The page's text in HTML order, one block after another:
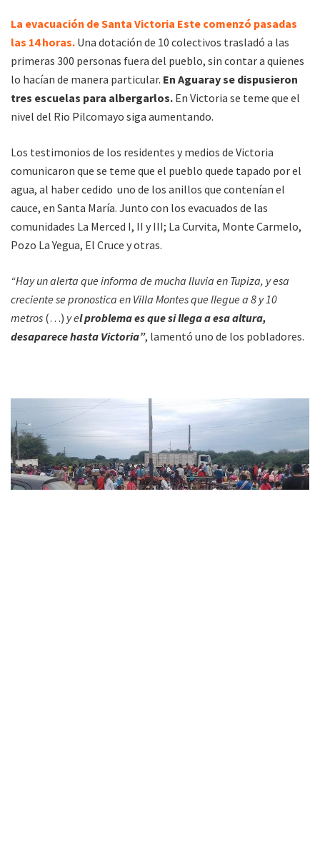
La evacuación de Santa Victoria Este comenzó pasadas
las 14 horas. Una dotación de 10 colectivos trasladó a las
primeras 300 personas fuera del pueblo, sin contar a quienes
lo hacían de manera particular. En Aguaray se dispusieron
tres escuelas para albergarlos. En Victoria se teme que el
nivel del Rio Pilcomayo siga aumentando.
Los testimonios de los residentes y medios de Victoria
comunicaron que se teme que el pueblo quede tapado por el
agua, al haber cedido uno de los anillos que contenían el
cauce, en Santa María. Junto con los evacuados de las
comunidades La Merced I, II y III; La Curvita, Monte Carmelo,
Pozo La Yegua, El Cruce y otras.
“Hay un alerta que informa de mucha lluvia en Tupiza, y esa
creciente se pronostica en Villa Montes que llegue a 8 y 10
metros (…) y el problema es que si llega a esa altura,
desaparece hasta Victoria”, lamentó uno de los pobladores.